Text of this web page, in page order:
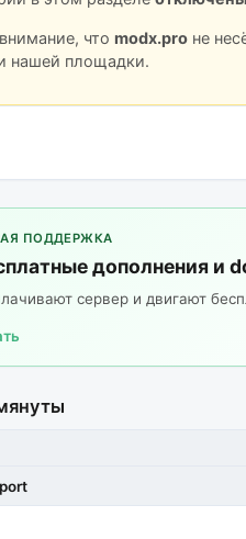
что modx.proне
нашей площадки.
ПОДДЕРЖКА
дополнения и
сервер и двигают